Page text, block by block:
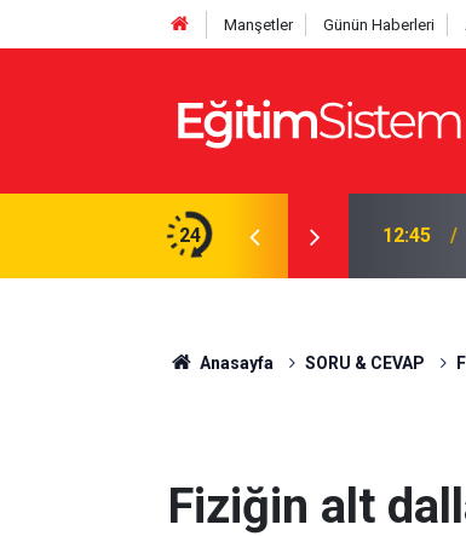
Manşetler Günün Haberleri
24
Belli Oldu: İki Program 500 Puanla
12:45
Anasayfa SORU & CEVAP
Fiziğin alt